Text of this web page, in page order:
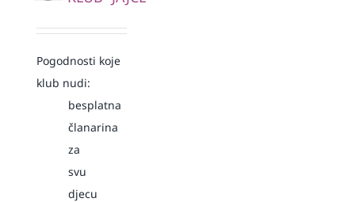
Pogodnosti koje
klub nudi:
besplatna
članarina
za
svu
djecu